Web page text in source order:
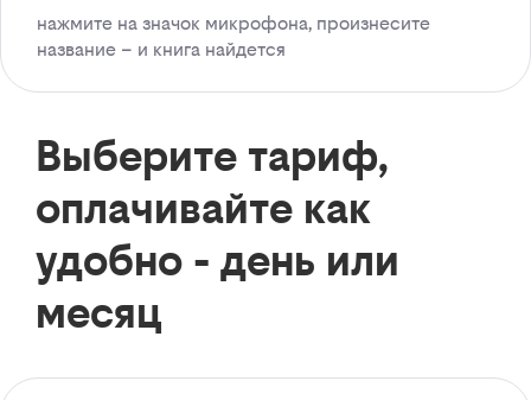
нажмите на значок микрофона, произнесите
название – и книга найдется
Выберите тариф,
оплачивайте как
удобно - день или
месяц